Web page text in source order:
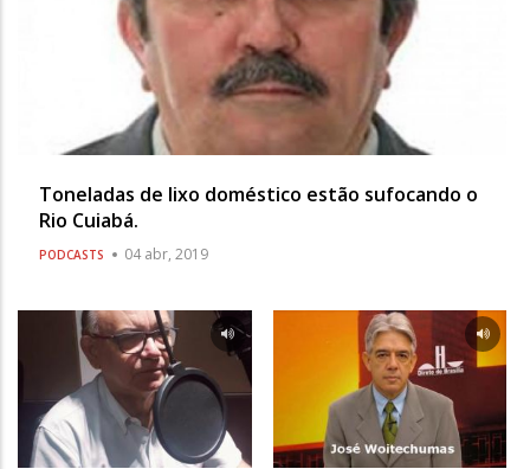
Toneladas de lixo doméstico estão sufocando o
Rio Cuiabá.
PODCASTS 04 abr, 2019